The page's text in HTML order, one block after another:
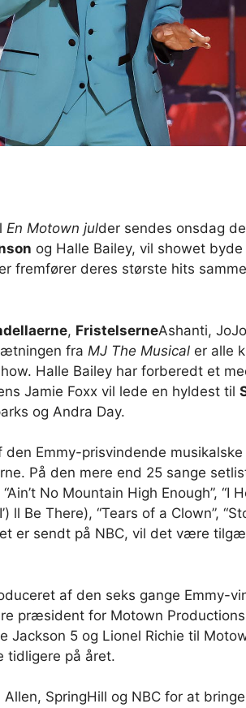
En Motown julder sendes onsdag
og Halle Bailey, vil showet
fremfører deres største hits
, FristelserneAshanti,
fra MJ The Musical er alle
Halle Bailey har forberedt et
Jamie Foxx vil lede en hyldest til
og Andra Day.
den Emmy-prisvindende
På den mere end 25 sange
No Mountain High Enough”, “I
ll Be There), “Tears of a Clown”,
er sendt på NBC, vil det være
af den seks gange Emmy-
præsident for Motown
Jackson 5 og Lionel Richie til
tidligere på året.
SpringHill og NBC for at